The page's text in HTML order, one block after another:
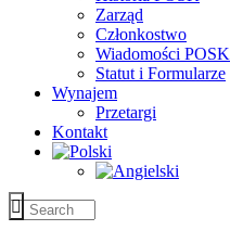
Zarząd
Członkostwo
Wiadomości POSK
Statut i Formularze
Wynajem
Przetargi
Kontakt